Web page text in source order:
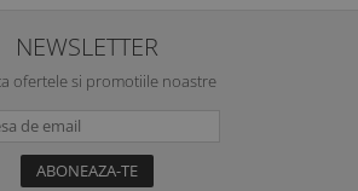
NEWSLETTER
ofertele si promotiile noastre